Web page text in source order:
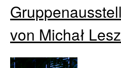
von Michał